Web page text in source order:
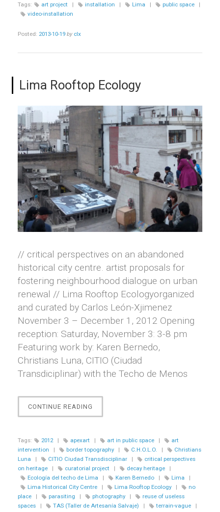
Tags: art project | installation | Lima | public space
|
video-installation
Posted: 2013-10-19 by clx
Lima Rooftop Ecology
// critical perspectives on an abandoned
historical city centre. artist proposals for
fostering neighbourhood dialogue on urban
renewal // Lima Rooftop Ecologyorganized
and curated by Carlos León-Xjimenez
November 3 – December 1, 2012 Opening
reception: Saturday, November 3: 3-8 pm
Featuring work by: Karen Bernedo,
Christians Luna, CITIO (Ciudad
Transdiciplinar) with the Techo de Menos
CONTINUE READING
ROOFTOP
Tags: 2012 | apexart | art in public space |
art
intervention
| border topography | C.H.O.L.O. |
Christians
Luna
| CITIO Ciudad Transdisciplinar |
critical perspectives
on heritage
| curatorial project | decay heritage
|
Ecología del techo de Lima
| Karen Bernedo | Lima
|
Lima Historical City Centre
| Lima Rooftop Ecology |
no
place
| parasiting | photography |
reuse of useless
spaces
| TAS (Taller de Artesanía Salvaje) | terrain-vague
|